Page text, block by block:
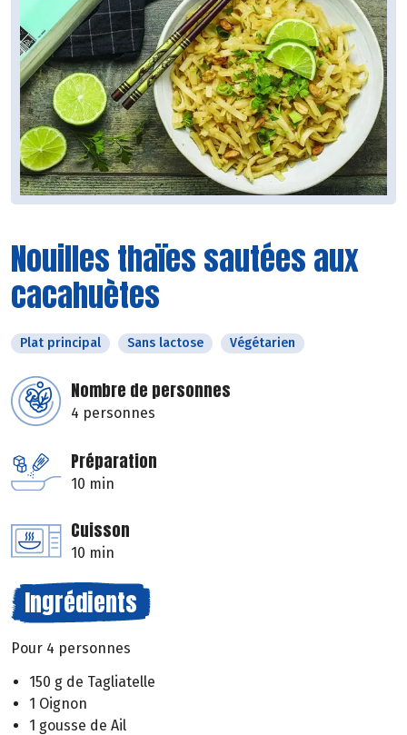
Nouilles thaïes sautées aux
cacahuètes
Plat principal Sans lactose Végétarien
Nombre de personnes
4 personnes
Préparation
10 min
Cuisson
10 min
Ingrédients
Pour 4 personnes
150 g de Tagliatelle
1 Oignon
1 gousse de Ail